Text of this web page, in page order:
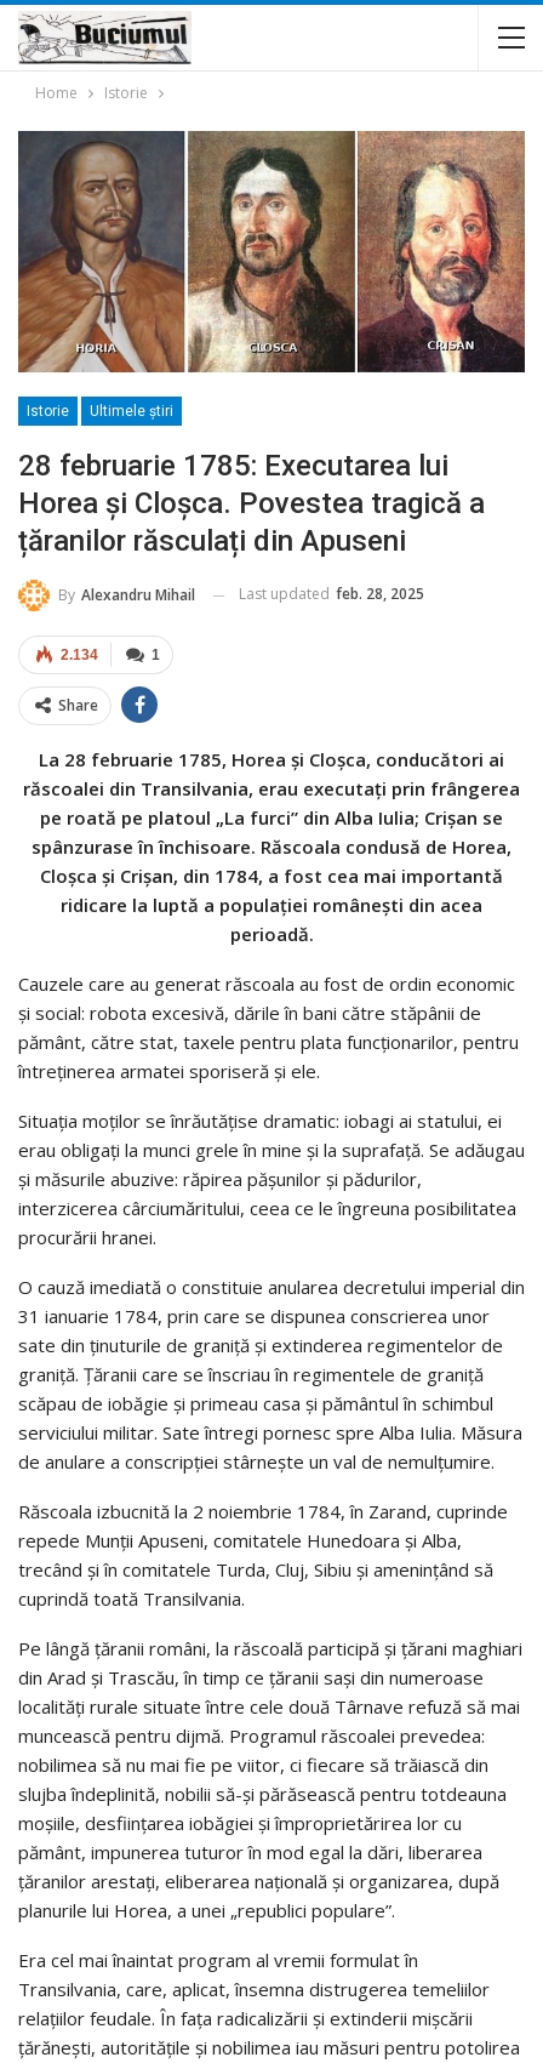
Home Istorie
Istorie Ultimele ştiri
28 februarie 1785: Executarea lui
Horea și Cloșca. Povestea tragică a
țăranilor răsculați din Apuseni
By Alexandru Mihail Last updated feb. 28, 2025
1
2.134
Share
La 28 februarie 1785, Horea și Cloșca, conducători ai
răscoalei din Transilvania, erau executați prin frângerea
pe roată pe platoul „La furci” din Alba Iulia; Crișan se
spânzurase în închisoare. Răscoala condusă de Horea,
Cloșca și Crișan, din 1784, a fost cea mai importantă
ridicare la luptă a populației românești din acea
perioadă.
Cauzele care au generat răscoala au fost de ordin economic
și social: robota excesivă, dările în bani către stăpânii de
pământ, către stat, taxele pentru plata funcționarilor, pentru
întreținerea armatei sporiseră și ele.
Situația moților se înrăutățise dramatic: iobagi ai statului, ei
erau obligați la munci grele în mine și la suprafață. Se adăugau
și măsurile abuzive: răpirea pășunilor și pădurilor,
interzicerea cârciumăritului, ceea ce le îngreuna posibilitatea
procurării hranei.
O cauză imediată o constituie anularea decretului imperial din
31 ianuarie 1784, prin care se dispunea conscrierea unor
sate din ținuturile de graniță și extinderea regimentelor de
graniță. Țăranii care se înscriau în regimentele de graniță
scăpau de iobăgie și primeau casa și pământul în schimbul
serviciului militar. Sate întregi pornesc spre Alba Iulia. Măsura
de anulare a conscripției stârnește un val de nemulțumire.
Răscoala izbucnită la 2 noiembrie 1784, în Zarand, cuprinde
repede Munții Apuseni, comitatele Hunedoara și Alba,
trecând și în comitatele Turda, Cluj, Sibiu și amenințând să
cuprindă toată Transilvania.
Pe lângă țăranii români, la răscoală participă și țărani maghiari
din Arad și Trascău, în timp ce țăranii sași din numeroase
localități rurale situate între cele două Târnave refuză să mai
muncească pentru dijmă. Programul răscoalei prevedea:
nobilimea să nu mai fie pe viitor, ci fiecare să trăiască din
slujba îndeplinită, nobilii să-și părăsească pentru totdeauna
moșiile, desființarea iobăgiei și împroprietărirea lor cu
pământ, impunerea tuturor în mod egal la dări, liberarea
țăranilor arestați, eliberarea națională și organizarea, după
planurile lui Horea, a unei „republici populare”.
Era cel mai înaintat program al vremii formulat în
Transilvania, care, aplicat, însemna distrugerea temeliilor
relațiilor feudale. În fața radicalizării și extinderii mișcării
țărănești, autoritățile și nobilimea iau măsuri pentru potolirea